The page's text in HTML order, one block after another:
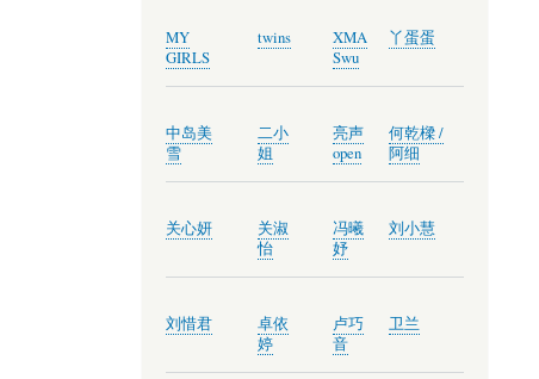
MY
GIRLS
twins
XMA
Swu
丫蛋蛋
中岛美
雪
二小
姐
亮声
open
何乾樑 /
阿细
关心妍
关淑
怡
冯曦
妤
刘小慧
刘惜君
卓依
婷
卢巧
音
卫兰